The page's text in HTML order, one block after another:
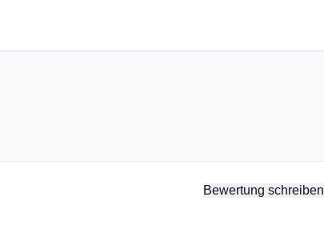
Bewertung schreiben